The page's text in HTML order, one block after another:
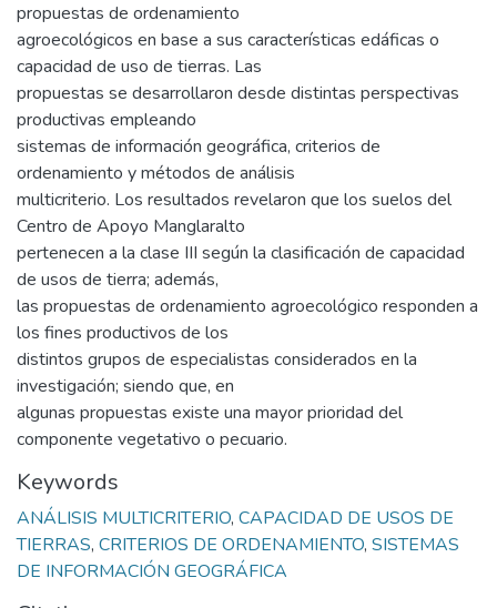
propuestas de ordenamiento
agroecológicos en base a sus características edáficas o
capacidad de uso de tierras. Las
propuestas se desarrollaron desde distintas perspectivas
productivas empleando
sistemas de información geográfica, criterios de
ordenamiento y métodos de análisis
multicriterio. Los resultados revelaron que los suelos del
Centro de Apoyo Manglaralto
pertenecen a la clase III según la clasificación de capacidad
de usos de tierra; además,
las propuestas de ordenamiento agroecológico responden a
los fines productivos de los
distintos grupos de especialistas considerados en la
investigación; siendo que, en
algunas propuestas existe una mayor prioridad del
componente vegetativo o pecuario.
Keywords
ANÁLISIS MULTICRITERIO, CAPACIDAD DE USOS DE
TIERRAS, CRITERIOS DE ORDENAMIENTO, SISTEMAS
DE INFORMACIÓN GEOGRÁFICA